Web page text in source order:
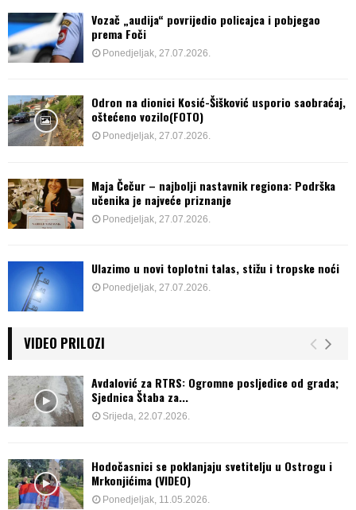
Vozač „audija“ povrijedio policajca i pobjegao
prema Foči
Ponedjeljak, 27.07.2026.
Odron na dionici Kosić-Šišković usporio saobraćaj,
oštećeno vozilo(FOTO)
Ponedjeljak, 27.07.2026.
Maja Čečur – najbolji nastavnik regiona: Podrška
učenika je najveće priznanje
Ponedjeljak, 27.07.2026.
Ulazimo u novi toplotni talas, stižu i tropske noći
Ponedjeljak, 27.07.2026.
VIDEO PRILOZI
Avdalović za RTRS: Ogromne posljedice od grada;
Sjednica Štaba za...
Srijeda, 22.07.2026.
Hodočasnici se poklanjaju svetitelju u Ostrogu i
Mrkonjićima (VIDEO)
Ponedjeljak, 11.05.2026.